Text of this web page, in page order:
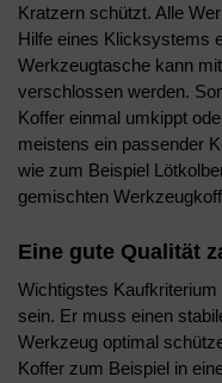
Kratzern schützt. Alle
Hilfe eines Klicksystems
Werkzeugtasche kann
verschlossen werden.
Koffer einmal umkippt
meistens ein passender
wie zum Beispiel
gemischten
Eine gute Qualität
Wichtigstes
sein. Er muss einen
Werkzeug optimal
Koffer zum Beispiel in